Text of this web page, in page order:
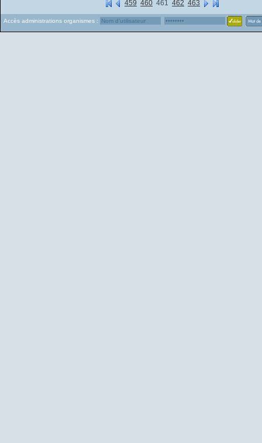
459 460 461 462 463
Accès administrations organismes :